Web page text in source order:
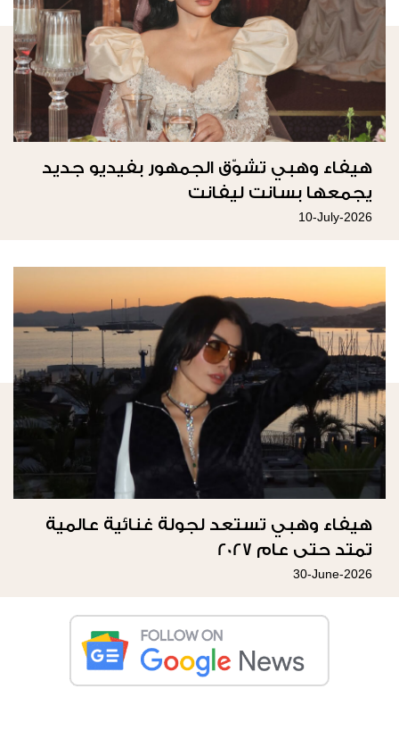
هيفاء وهبي تشوّق الجمهور بفيديو جديد
يجمعها بسانت ليفانت
10-July-2026
هيفاء وهبي تستعد لجولة غنائية عالمية
تمتد حتى عام 2027
30-June-2026